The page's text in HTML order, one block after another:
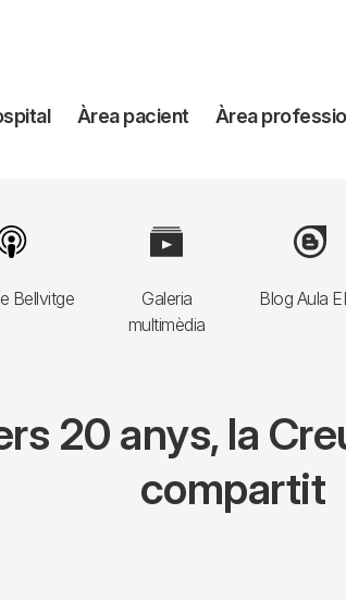
Àrea pacient Àrea
Bellvitge
Galeria
multimèdia
Image
Blog Aula
Image
20 anys, la
compartit